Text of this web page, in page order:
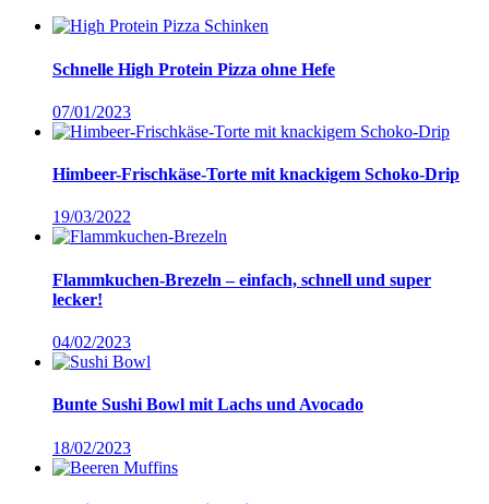
Schnelle High Protein Pizza ohne Hefe
07/01/2023
Himbeer-Frischkäse-Torte mit knackigem Schoko-Drip
19/03/2022
Flammkuchen-Brezeln – einfach, schnell und super
lecker!
04/02/2023
Bunte Sushi Bowl mit Lachs und Avocado
18/02/2023